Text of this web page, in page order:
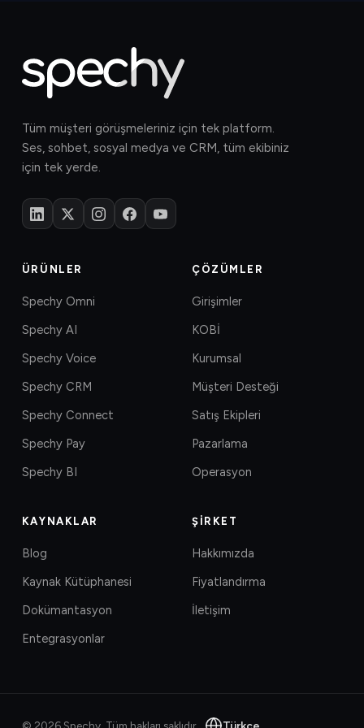
Tüm müşteri görüşmeleriniz için tek platform.
Ses, sohbet, sosyal medya ve CRM, tüm ekibiniz
için tek yerde.
ÜRÜNLER
Spechy Omni
Spechy AI
Spechy Voice
Spechy CRM
Spechy Connect
Spechy Pay
Spechy BI
ÇÖZÜMLER
Girişimler
KOBİ
Kurumsal
Müşteri Desteği
Satış Ekipleri
Pazarlama
Operasyon
KAYNAKLAR
Blog
Kaynak Kütüphanesi
Dokümantasyon
Entegrasyonlar
ŞIRKET
Hakkımızda
Fiyatlandırma
İletişim